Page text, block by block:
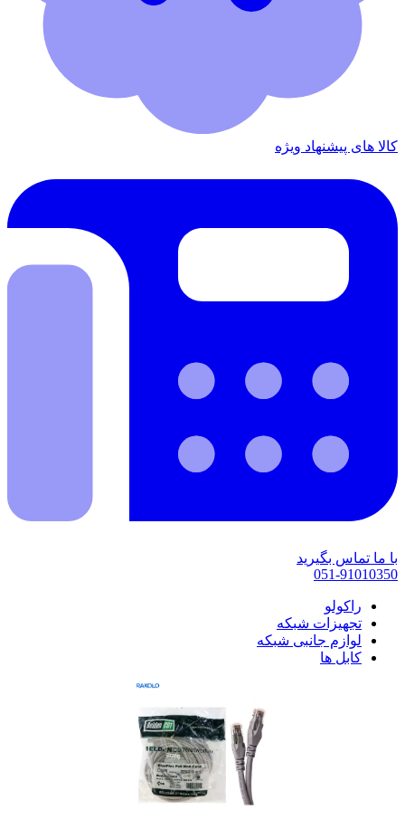
کالا های پیشنهاد ویژه
با ما تماس بگیرید
051-91010350
راکولو
تجهیزات شبکه
لوازم جانبی شبکه
کابل ها